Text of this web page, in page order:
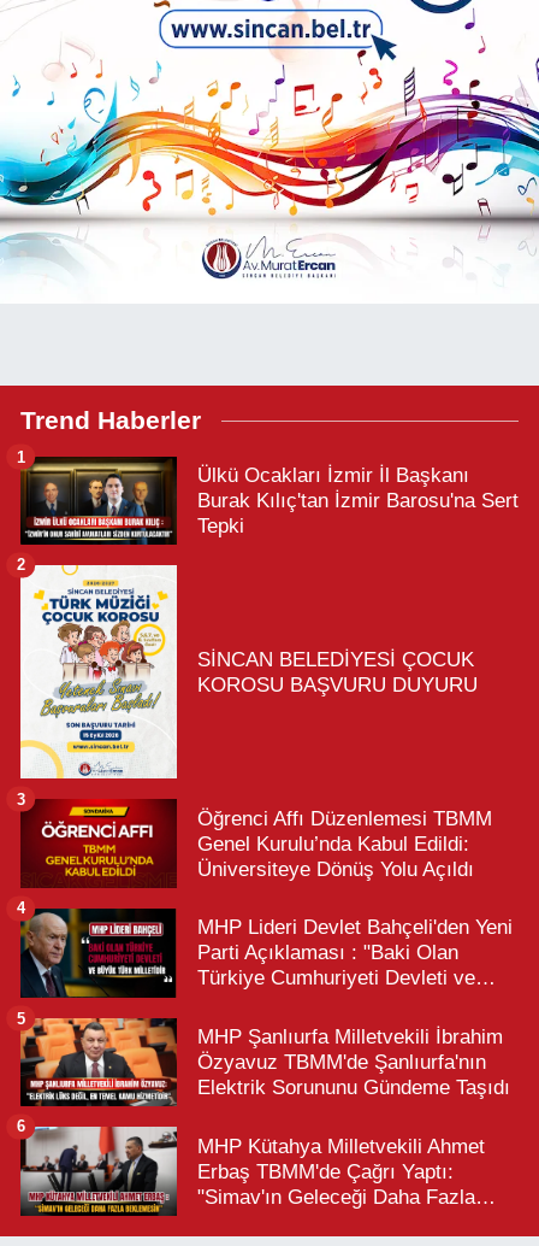
Trend Haberler
Ülkü Ocakları İzmir İl Başkanı
Burak Kılıç'tan İzmir Barosu'na Sert
Tepki
1
SİNCAN BELEDİYESİ ÇOCUK
KOROSU BAŞVURU DUYURU
2
Öğrenci Affı Düzenlemesi TBMM
Genel Kurulu’nda Kabul Edildi:
Üniversiteye Dönüş Yolu Açıldı
3
MHP Lideri Devlet Bahçeli'den Yeni
Parti Açıklaması : "Baki Olan
Türkiye Cumhuriyeti Devleti ve
4
MHP Şanlıurfa Milletvekili İbrahim
Özyavuz TBMM'de Şanlıurfa'nın
Elektrik Sorununu Gündeme Taşıdı
5
MHP Kütahya Milletvekili Ahmet
Erbaş TBMM'de Çağrı Yaptı:
"Simav'ın Geleceği Daha Fazla
6